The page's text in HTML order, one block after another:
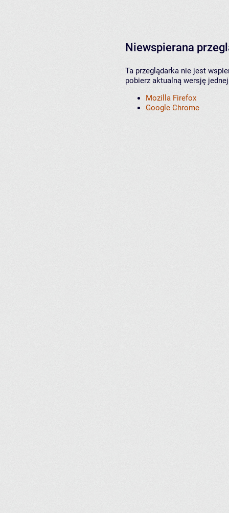
Niewspierana
Ta przeglądarka nie jest
pobierz aktualną wersję
Mozilla Firefox
Google Chrome